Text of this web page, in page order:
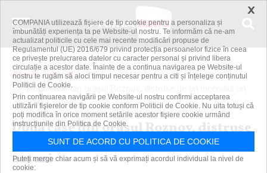
Acasă
Social
Două case din oraşul Roznov, distruse de un incendiu; un
bătrân a suferit...
Două case din oraşul Roznov, distruse
de un incendiu; un bătrân a suferit
arsuri
×
COMPANIA utilizează fişiere de tip cookie pentru a personaliza și
îmbunătăți experiența ta pe Website-ul nostru. Te informăm că ne-am
actualizat politicile cu cele mai recente modificări propuse de
Regulamentul (UE) 2016/679 privind protecția persoanelor fizice în ceea
ce privește prelucrarea datelor cu caracter personal și privind libera
circulație a acestor date. Înainte de a continua navigarea pe Website-ul
nostru te rugăm să aloci timpul necesar pentru a citi și înțelege conținutul
Politicii de Cookie.
Prin continuarea navigării pe Website-ul nostru confirmi acceptarea
utilizării fişierelor de tip cookie conform Politicii de Cookie. Nu uita totuși că
poți modifica în orice moment setările acestor fişiere cookie urmând
instrucțiunile din Politica de Cookie.
SUNT DE ACORD CU POLITICA DE COOKIE
Puteți merge chiar acum și să vă exprimați acordul individual la nivel de
cookie: